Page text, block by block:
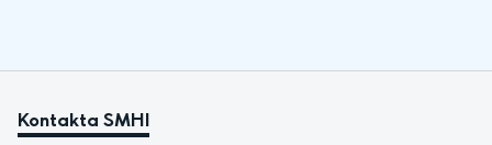
Kontakta SMHI